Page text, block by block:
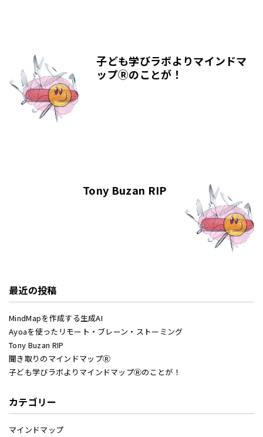
子ども学びラボよりマインドマ
ップⓇのことが！
Tony Buzan RIP
最近の投稿
MindMapを作成する生成AI
Ayoaを使ったリモート・ブレーン・ストーミング
Tony Buzan RIP
聞き取りのマインドマップⓇ
子ども学びラボよりマインドマップⓇのことが！
カテゴリー
マインドマップ